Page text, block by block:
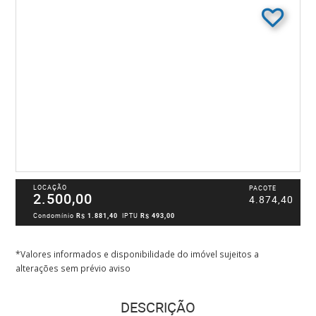
LOCAÇÃO
2.500,00
PACOTE
4.874,40
CondomínioR$ 1.881,40 IPTUR$ 493,00
*Valores informados e disponibilidade do imóvel sujeitos a
alterações sem prévio aviso
DESCRIÇÃO